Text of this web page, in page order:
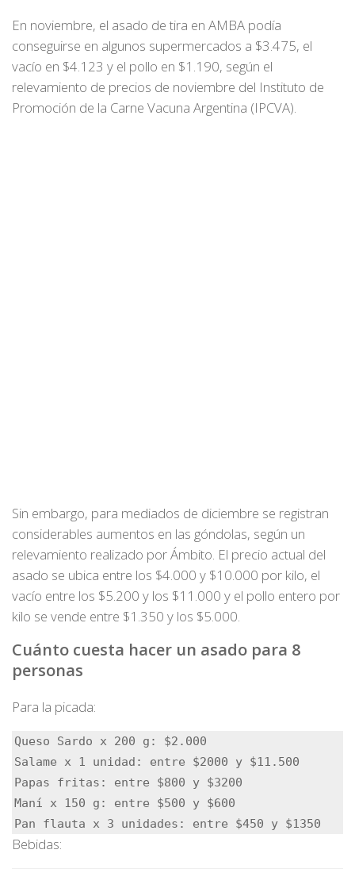
En noviembre, el asado de tira en AMBA podía
conseguirse en algunos supermercados a $3.475, el
vacío en $4.123 y el pollo en $1.190, según el
relevamiento de precios de noviembre del Instituto de
Promoción de la Carne Vacuna Argentina (IPCVA).
Sin embargo, para mediados de diciembre se registran
considerables aumentos en las góndolas, según un
relevamiento realizado por Ámbito. El precio actual del
asado se ubica entre los $4.000 y $10.000 por kilo, el
vacío entre los $5.200 y los $11.000 y el pollo entero por
kilo se vende entre $1.350 y los $5.000.
Cuánto cuesta hacer un asado para 8
personas
Para la picada:
Queso Sardo x 200 g: $2.000
Salame x 1 unidad: entre $2000 y $11.500
Papas fritas: entre $800 y $3200
Maní x 150 g: entre $500 y $600
Pan flauta x 3 unidades: entre $450 y $1350
Bebidas: